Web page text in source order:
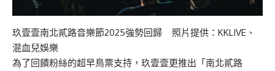
玖壹壹南北貳路音樂節2025強勢回歸 照片提供：KKLIVE、
混血兒娛樂
為了回饋粉絲的超早鳥票支持，玖壹壹更推出「南北貳路